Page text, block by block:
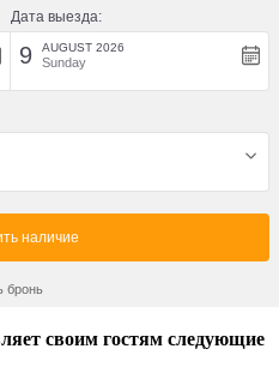
Дата выезда:
9 AUGUST 2026
Sunday
бронь
своим гостям следующие